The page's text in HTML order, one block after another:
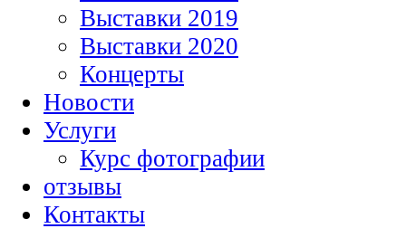
Выставки 2019
Выставки 2020
Концерты
Новости
Услуги
Курс фотографии
отзывы
Контакты